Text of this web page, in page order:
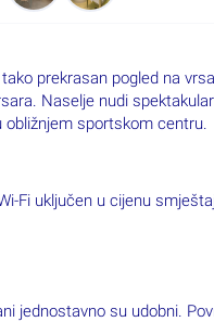
prekrasan pogled na
Naselje nudi
obližnjem sportskom centru.
Fi uključen u cijenu
jednostavno su udobni.